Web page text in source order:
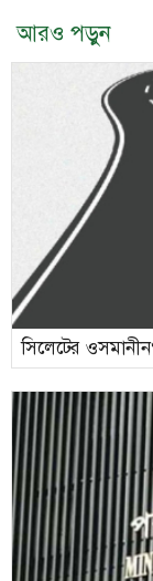
আরও পড়ুন
সিলেটের